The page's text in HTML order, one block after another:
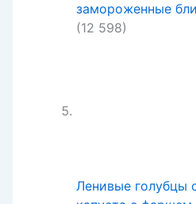
замороженные
(12 598)
Ленивые голубцы